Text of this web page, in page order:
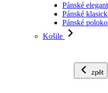
Pánské
Pánské
Pánské
Košile
zpět